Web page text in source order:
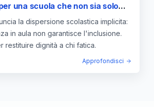
una scuola che non sia solo
la dispersione scolastica implicita:
in aula non garantisce l'inclusione.
restituire dignità a chi fatica.
Approfondisci